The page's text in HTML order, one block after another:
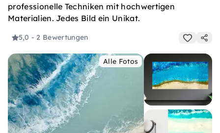
professionelle Techniken mit hochwertigen
Materialien. Jedes Bild ein Unikat.
5,0 - 2 Bewertungen
Alle Fotos